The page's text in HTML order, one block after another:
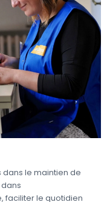
le maintien de
faciliter le quotidien